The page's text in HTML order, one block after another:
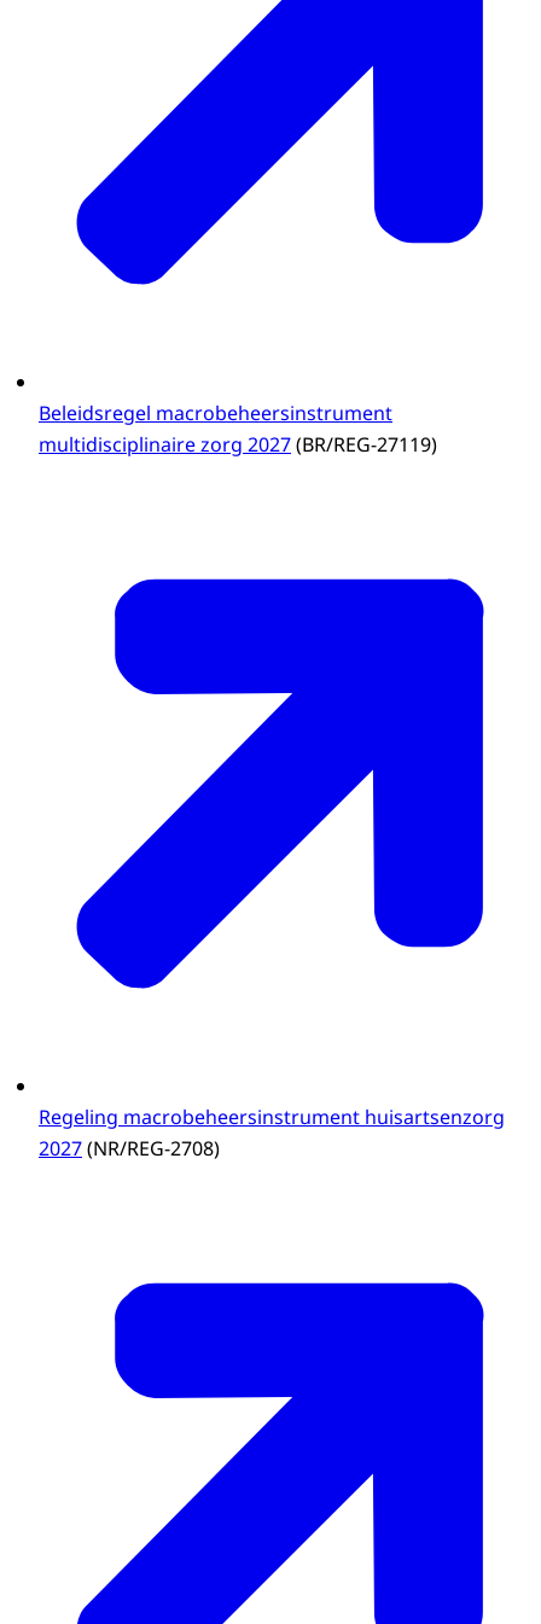
Beleidsregel macrobeheersinstrument
multidisciplinaire zorg 2027(BR/REG-27119)
Regeling macrobeheersinstrument huisartsenzorg
2027(NR/REG-2708)